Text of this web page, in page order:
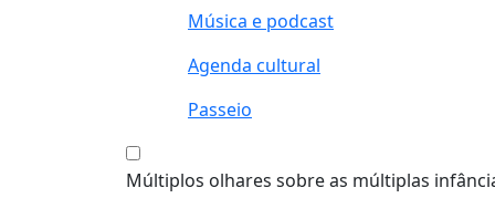
Música e podcast
Agenda cultural
Passeio
Múltiplos olhares sobre as múltiplas